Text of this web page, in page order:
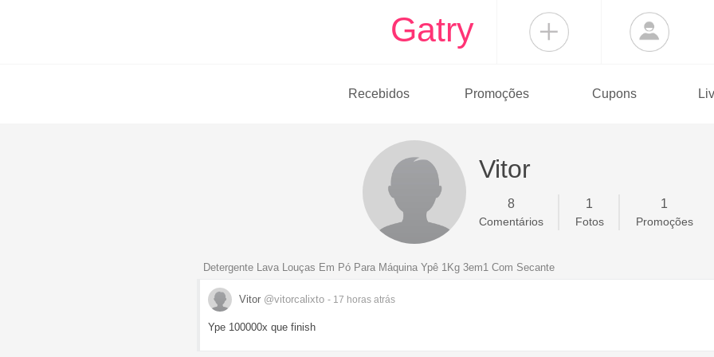
Gatry
Recebidos Promoções Cupons
Vitor
8
Comentários
1
Fotos
1
Promoções
Detergente Lava Louças Em Pó Para Máquina Ypê 1Kg 3em1 Com Secante
Vitor @vitorcalixto - 17 horas atrás
Ype 100000x que finish